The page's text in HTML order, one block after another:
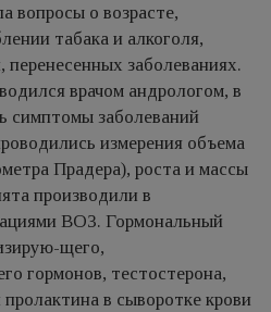
вопросы о возрасте,
табака и алкоголя,
перенесенных заболеваниях.
врачом андрологом, в
симптомы заболеваний
измерения объема
Прадера), роста и массы
производили в
ВОЗ. Гормональный
щего,
гормонов, тестостерона,
в сыворотке крови